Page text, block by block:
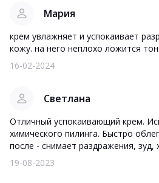
Мария
крем увлажняет и успокаивает
кожу. на него неплохо ложится
16-02-2024
Светлана
Отличный успокаивающий крем.
химического пилинга. Быстро
после - снимает раздражения,
19-08-2023